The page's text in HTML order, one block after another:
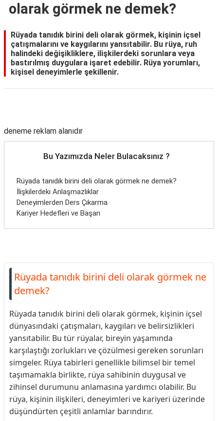
olarak görmek ne demek?
Rüyada tanıdık birini deli olarak görmek, kişinin içsel
çatışmalarını ve kaygılarını yansıtabilir. Bu rüya, ruh
halindeki değişikliklere, ilişkilerdeki sorunlara veya
bastırılmış duygulara işaret edebilir. Rüya yorumları,
kişisel deneyimlerle şekillenir.
deneme reklam alanıdır
Bu Yazımızda Neler Bulacaksınız ?
Rüyada tanıdık birini deli olarak görmek ne demek?
İlişkilerdeki Anlaşmazlıklar
Deneyimlerden Ders Çıkarma
Kariyer Hedefleri ve Başarı
Rüyada tanıdık birini deli olarak görmek ne
demek?
Rüyada tanıdık birini deli olarak görmek, kişinin içsel
dünyasındaki çatışmaları, kaygıları ve belirsizlikleri
yansıtabilir. Bu tür rüyalar, bireyin yaşamında
karşılaştığı zorlukları ve çözülmesi gereken sorunları
simgeler. Rüya tabirleri genellikle bilimsel bir temel
taşımamakla birlikte, rüya sahibinin duygusal ve
zihinsel durumunu anlamasına yardımcı olabilir. Bu
rüya, kişinin ilişkileri, deneyimleri ve kariyeri üzerinde
düşündürten çeşitli anlamlar barındırır.